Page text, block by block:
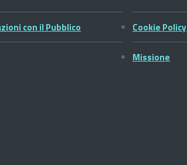
con il Pubblico Cookie Policy
Missione